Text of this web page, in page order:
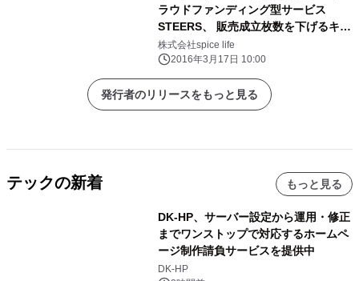
ラウドファンディング型サービス
STEERS、 販売成立枚数を下げるキャ
ンペーンを3月17日スタート
株式会社spice life
2016年3月17日 10:00
発行者のリリースをもっと見る
テックの新着 もっと見る
DK-HP、サーバー設定から運用・修正
までワンストップで対応するホームペ
ージ制作請負サービスを提供中
DK-HP